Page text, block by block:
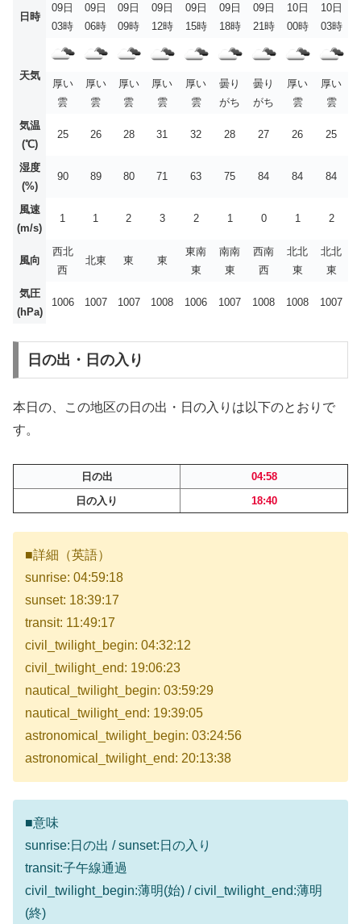
日時
09日
03時
09日
06時
09日
09時
09日
12時
09日
15時
09日
18時
09日
21時
10日
00時
10日
03時
天気
厚い
雲
厚い
雲
厚い
雲
厚い
雲
厚い
雲
曇り
がち
曇り
がち
厚い
雲
厚い
雲
気温
(℃)
25 26 28 31 32 28 27 26 25
湿度
(%)
90 89 80 71 63 75 84 84 84
風速
(m/s)
1 1 2 3 2 1 0 1 2
風向
西北
西
北東 東 東
東南
東
南南
東
西南
西
北北
東
北北
東
気圧
(hPa)
1006 1007 1007 1008 1006 1007 1008 1008 1007
日の出・日の入り
本日の、この地区の日の出・日の入りは以下のとおりで
す。
日の出
04:58
日の入り
18:40
■詳細（英語）
sunrise: 04:59:18
sunset: 18:39:17
transit: 11:49:17
civil_twilight_begin: 04:32:12
civil_twilight_end: 19:06:23
nautical_twilight_begin: 03:59:29
nautical_twilight_end: 19:39:05
astronomical_twilight_begin: 03:24:56
astronomical_twilight_end: 20:13:38
■意味
sunrise:日の出 / sunset:日の入り
transit:子午線通過
civil_twilight_begin:薄明(始) / civil_twilight_end:薄明
(終)